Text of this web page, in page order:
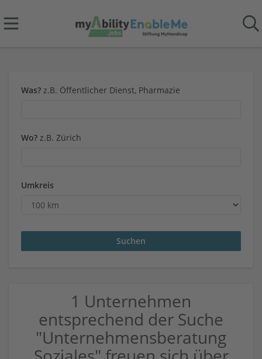
Was? z.B. Öffentlicher Dienst, Pharmazie
Wo? z.B. Zürich
Umkreis
1 Unternehmen
entsprechend der Suche
"Unternehmensberatung